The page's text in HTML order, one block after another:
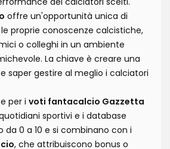
offre un'opportunità unica di
proprie conoscenze calcistiche,
o colleghi in un ambiente
La chiave è creare una
saper gestire al meglio i calciatori
per i voti fantacalcio Gazzetta
sportivi e i database
da 0 a 10 e si combinano con i
, che attribuiscono bonus o